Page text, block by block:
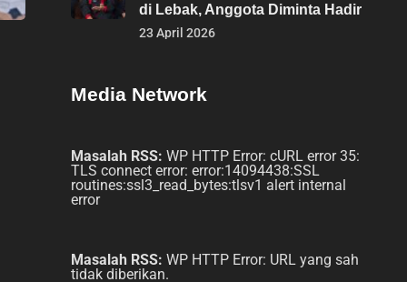
di Lebak, Anggota Diminta Hadir
23 April 2026
Media Network
Masalah RSS: WP HTTP Error: cURL error 35:
TLS connect error: error:14094438:SSL
routines:ssl3_read_bytes:tlsv1 alert internal
error
Masalah RSS: WP HTTP Error: URL yang sah
tidak diberikan.